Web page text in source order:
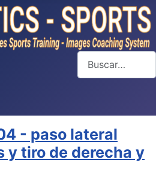
Buscar
- paso lateral
y tiro de derecha y